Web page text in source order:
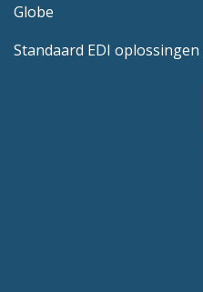
Globe
Standaard EDI oplossingen